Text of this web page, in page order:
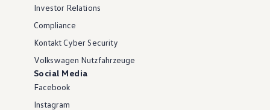
Investor Relations
Compliance
Kontakt Cyber Security
Volkswagen Nutzfahrzeuge
Social Media
Facebook
Instagram